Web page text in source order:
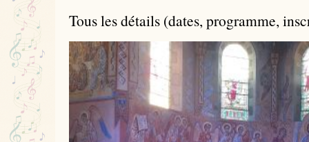
Tous les détails (dates, programme,